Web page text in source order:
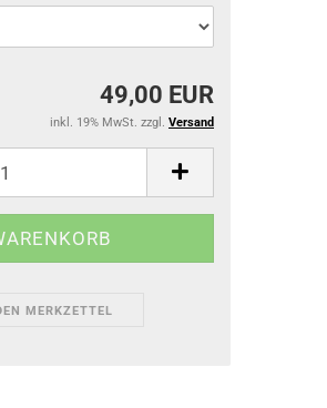
49,00 EUR
inkl. 19% MwSt. zzgl. Versand
MERKZETTEL